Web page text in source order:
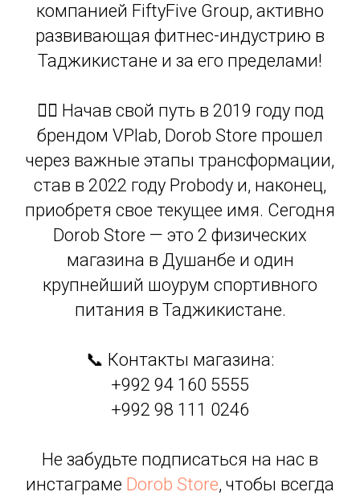
компанией FiftyFive Group, активно
развивающая фитнес-индустрию в
Таджикистане и за его пределами!
🏋️‍♂️ Начав свой путь в 2019 году под
брендом VPlab, Dorob Store прошел
через важные этапы трансформации,
став в 2022 году Probody и, наконец,
приобретя свое текущее имя. Сегодня
Dorob Store — это 2 физических
магазина в Душанбе и один
крупнейший шоурум спортивного
питания в Таджикистане.
📞 Контакты магазина:
+992 94 160 5555
+992 98 111 0246
Не забудьте подписаться на нас в
инстаграме Dorob Store, чтобы всегда